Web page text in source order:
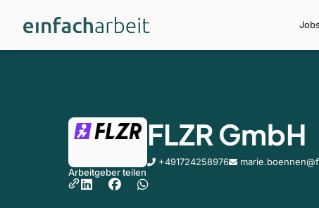
FLZR GmbH
+491724258976
Arbeitgeber teilen